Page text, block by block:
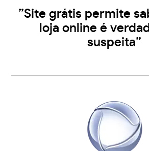
”Site grátis permite
loja online é
suspeita”